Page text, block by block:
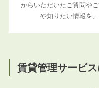
からいただいたご質問や
や知りたい情報を
賃貸管理サービ